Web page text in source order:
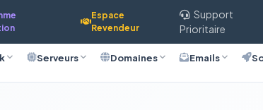
Espace
Revendeur
Support
Prioritaire
Serveurs Domaines Emails